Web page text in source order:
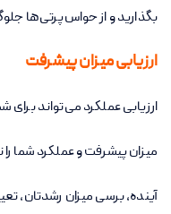
بگذارید و از حواس‌پرتی‌ها
ارزیابی میزان پیشرفت
ارزیابی عملکرد می‌تواند
میزان پیشرفت و عملکرد شما
آینده، برسی میزان رشدتان،